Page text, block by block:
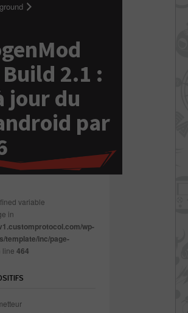
2.1 :
jour du
par
variable
in
wp-
template/inc/page-
line 464